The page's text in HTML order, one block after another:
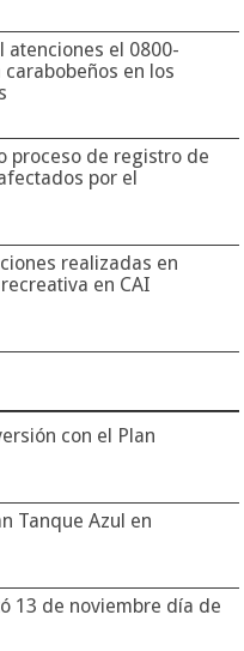
atenciones el 0800-
en los
proceso de registro de
por el
realizadas en
en CAI
con el Plan
Tanque Azul en
13 de noviembre día de